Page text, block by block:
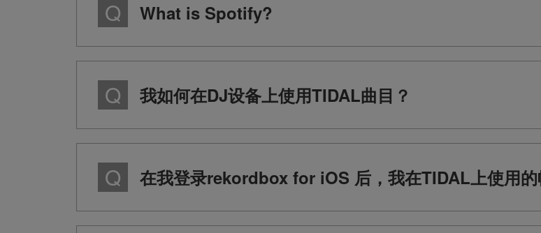
What is Spotify?
我如何在DJ设备上使用TIDAL曲目？
在我登录rekordbox for iOS 后，我在TIDAL上使用的